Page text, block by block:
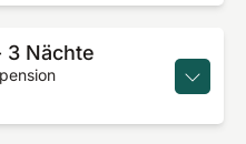
3 Nächte